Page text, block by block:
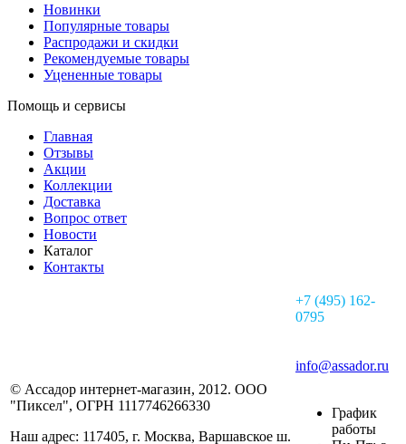
Новинки
Популярные товары
Распродажи и скидки
Рекомендуемые товары
Уцененные товары
Помощь и сервисы
Главная
Отзывы
Акции
Коллекции
Доставка
Вопрос ответ
Новости
Каталог
Контакты
© Ассадор интернет-магазин, 2012. ООО
"Пиксел", ОГРН 1117746266330
Наш адрес: 117405, г. Москва, Варшавское ш.
+7 (495) 162-
0795
info@assador.ru
График
работы